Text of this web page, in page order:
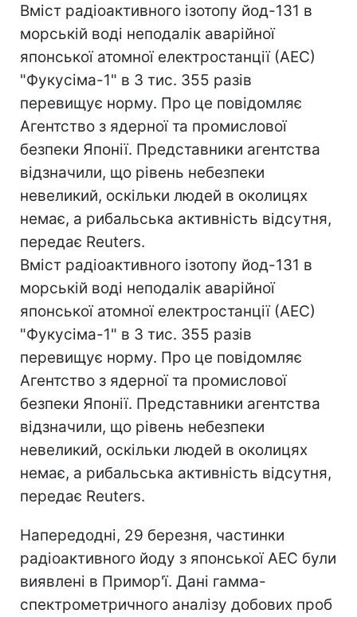
Вміст радіоактивного ізотопу йод-131 в
морській воді неподалік аварійної
японської атомної електростанції (АЕС)
"Фукусіма-1" в 3 тис. 355 разів
перевищує норму. Про це повідомляє
Агентство з ядерної та промислової
безпеки Японії. Представники агентства
відзначили, що рівень небезпеки
невеликий, оскільки людей в околицях
немає, а рибальська активність відсутня,
передає Reuters.
Вміст радіоактивного ізотопу йод-131 в
морській воді неподалік аварійної
японської атомної електростанції (АЕС)
"Фукусіма-1" в 3 тис. 355 разів
перевищує норму. Про це повідомляє
Агентство з ядерної та промислової
безпеки Японії. Представники агентства
відзначили, що рівень небезпеки
невеликий, оскільки людей в околицях
немає, а рибальська активність відсутня,
передає Reuters.
Напередодні, 29 березня, частинки
радіоактивного йоду з японської АЕС були
виявлені в Примор'ї. Дані гамма-
спектрометричного аналізу добових проб